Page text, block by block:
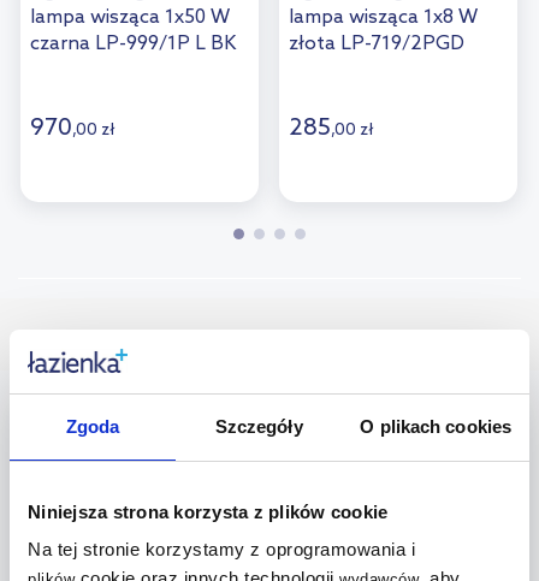
Zgoda Szczegóły O plikach cookies
Niniejsza strona korzysta z plików cookie
Na tej stronie korzystamy z oprogramowania i
lampa wisząca 1x50 W
czarna LP-999/1P L BK
970,00 zł
lampa wisząca 1x8 W
złota LP-719/2PGD
285,00 zł
multirabaty multirabaty